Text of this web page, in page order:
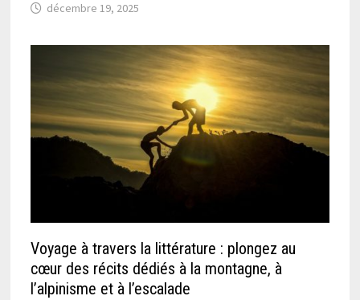
décembre 19, 2025
Voyage à travers la littérature : plongez au
cœur des récits dédiés à la montagne, à
l’alpinisme et à l’escalade